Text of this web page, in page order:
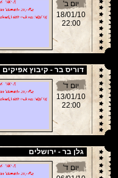
יום ב'
18/01/10
22:00
דוריס בר - קיבוץ אפיקים
יום ד'
13/01/10
22:00
גלן בר - ירושלים
יום ד'